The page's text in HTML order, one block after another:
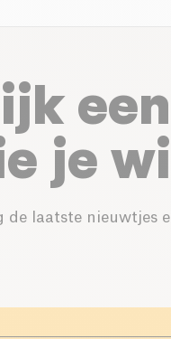
je
de laatste nieuwtjes